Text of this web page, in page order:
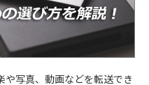
や写真、動画などを転送でき